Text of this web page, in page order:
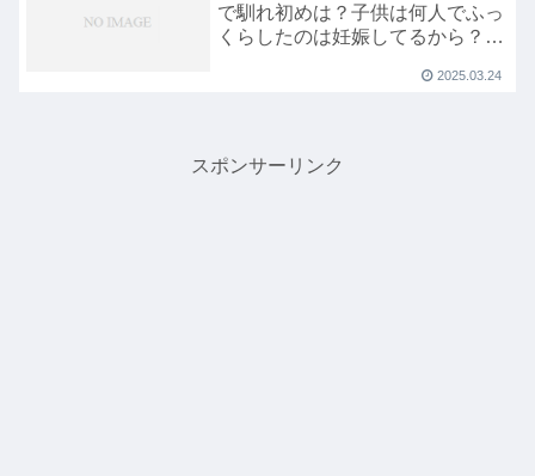
で馴れ初めは？子供は何人でふっ
くらしたのは妊娠してるから？交
2025.03.24
スポンサーリンク